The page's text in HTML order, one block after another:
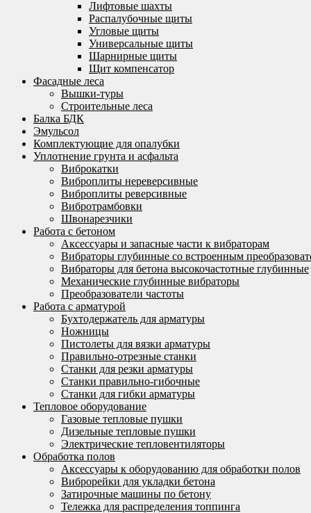
Лифтовые шахты
Распалубочные щиты
Угловые щиты
Универсальные щиты
Шарнирные щиты
Щит компенсатор
Фасадные леса
Вышки-туры
Строительные леса
Балка БДК
Эмульсол
Комплектующие для опалубки
Уплотнение грунта и асфальта
Виброкатки
Виброплиты нереверсивные
Виброплиты реверсивные
Вибротрамбовки
Швонарезчики
Работа с бетоном
Аксессуары и запасные части к вибраторам
Вибраторы глубинные со встроенным
Вибраторы для бетона высокочастотные глубинные
Механические глубинные вибраторы
Преобразователи частоты
Работа с арматурой
Бухтодержатель для арматуры
Ножницы
Пистолеты для вязки арматуры
Правильно-отрезные станки
Станки для резки арматуры
Станки правильно-гибочные
Станки для гибки арматуры
Тепловое оборудование
Газовые тепловые пушки
Дизельные тепловые пушки
Электрические тепловентиляторы
Обработка полов
Аксессуары к оборудованию для обработки полов
Виброрейки для укладки бетона
Затирочные машины по бетону
Тележка для распределения топпинга